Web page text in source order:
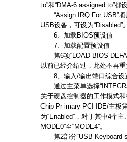
to”和“DMA-6 assigned to”都
“Assign IRQ For USB”项
USB设备，可设为“Disabled”。
6、加载BIOS预设值
7、加载配置预设值
第6项“LOAD BIOS
以前已经介绍过，此处不再重
8、输入/输出端口综合设
通过主菜单选择
关于硬盘控制器的工作模式
Chip Pr imary PCI IDE/主板
为“Enabled”，对于其中4个
MODE0”至“MODE4”。
第2部分“USB Keyboard